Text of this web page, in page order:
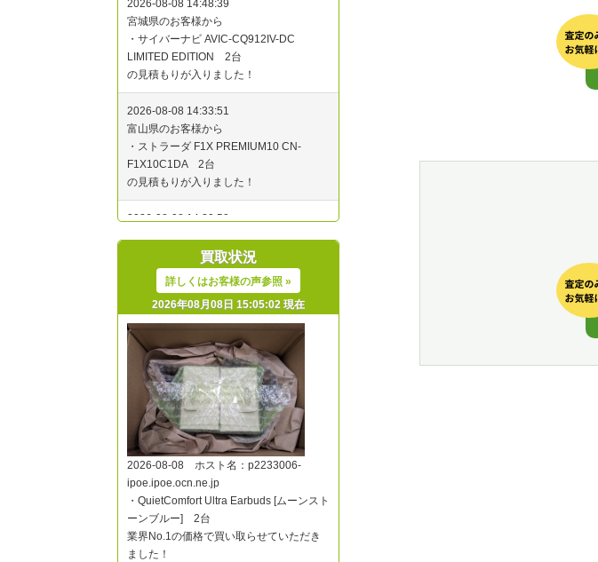
買取状況
詳しくはお客様の声参照 »
2026年08月08日 15:05:02 現在